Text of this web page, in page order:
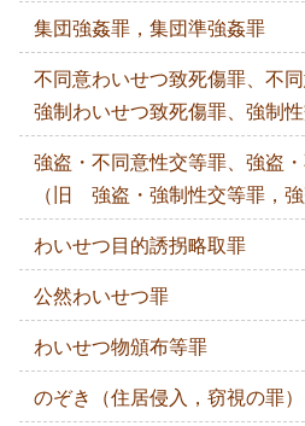
集団強姦罪，集団準強姦罪
不同意わいせつ致死傷罪、不
強制わいせつ致死傷罪、強制性
強盗・不同意性交等罪、強盗
（旧 強盗・強制性交等罪，
わいせつ目的誘拐略取罪
公然わいせつ罪
わいせつ物頒布等罪
のぞき（住居侵入，窃視の罪）